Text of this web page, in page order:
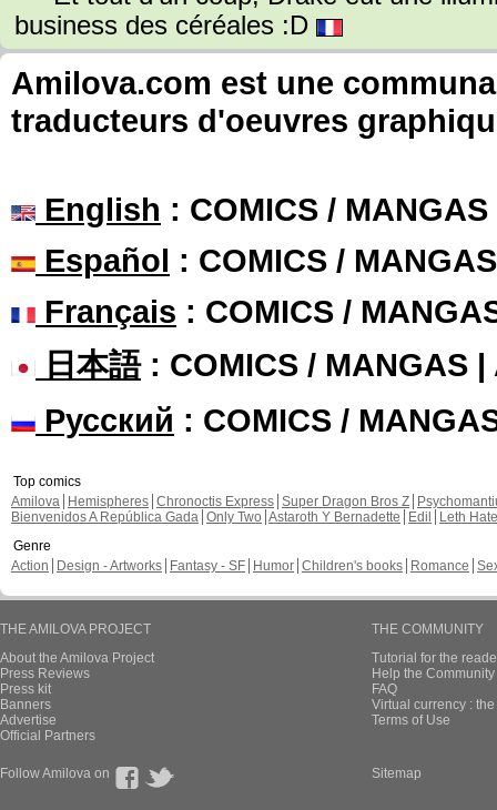
business des céréales :D
Amilova.com est une
traducteurs d'oeuvres
English : COMICS /
Español : COMICS /
Français : COMICS /
日本語: COMICS / MANGAS |
Русский : COMICS /
Top comics
Amilova
Hemispheres Chronoctis Express Super Dragon Bros Z
Bienvenidos A República Gada Only Two Astaroth Y Bernadette Edil
Leth Hate
Genre
Action
Design - Artworks Fantasy - SF Humor Children's books Romance
THE AMILOVA PROJECT
About the Amilova Project
Press Reviews
Press kit
Banners
Advertise
Official Partners
THE COMMUNITY
Tutorial for the
Help the
FAQ
Virtual currency :
Terms of Use
Follow Amilova on Sitemap